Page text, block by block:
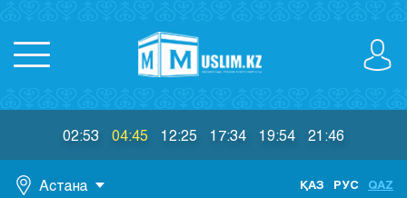
02:53 04:45 12:25 17:34 19:54 21:46
Астана ҚАЗ РУС QAZ